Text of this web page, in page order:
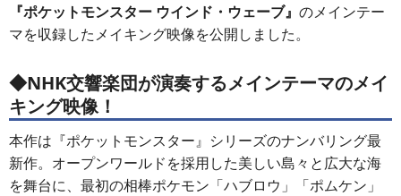
『ポケットモンスター ウインド・ウェーブ』 のメインテー
マを収録したメイキング映像を公開しました。
◆NHK交響楽団が演奏するメインテーマのメイ
キング映像！
本作は『ポケットモンスター』シリーズのナンバリング最
新作。オープンワールドを採用した美しい島々と広大な海
を舞台に、最初の相棒ポケモン「ハブロウ」「ポムケン」